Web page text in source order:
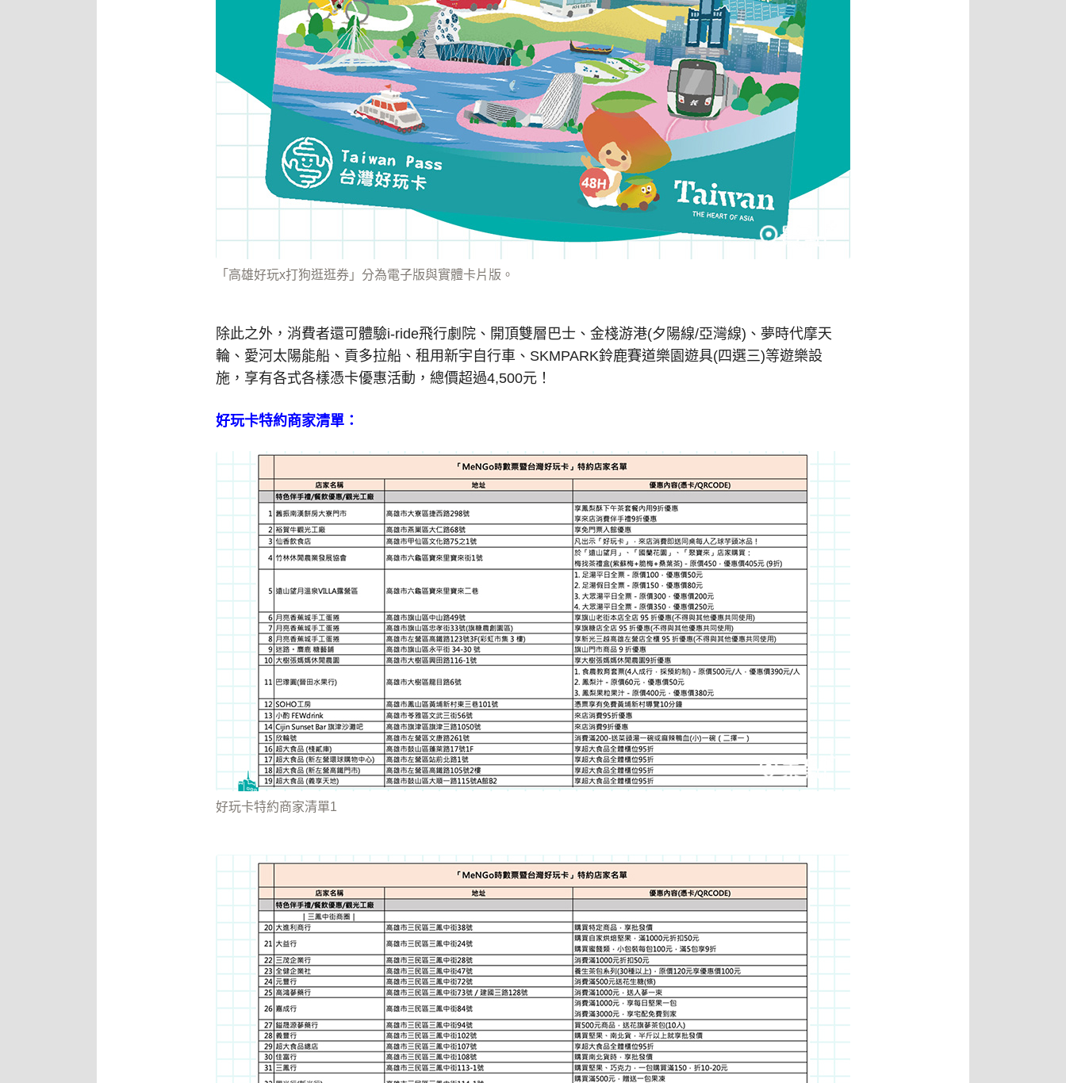
「高雄好玩x打狗逛逛券」分為電子版與實體卡片版。
除此之外，消費者還可體驗i-ride飛行劇院、開頂雙層巴士、金棧游港(夕陽線/亞灣線)、夢時代摩天
輪、愛河太陽能船、貢多拉船、租用新宇自行車、SKMPARK鈴鹿賽道樂園遊具(四選三)等遊樂設
施，享有各式各樣憑卡優惠活動，總價超過4,500元！
好玩卡特約商家清單：
好玩卡特約商家清單1